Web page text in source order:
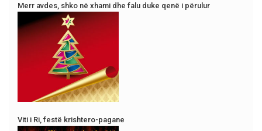
Merr avdes, shko në xhami dhe falu duke qenë i përulur
Viti i Ri, festë krishtero-pagane